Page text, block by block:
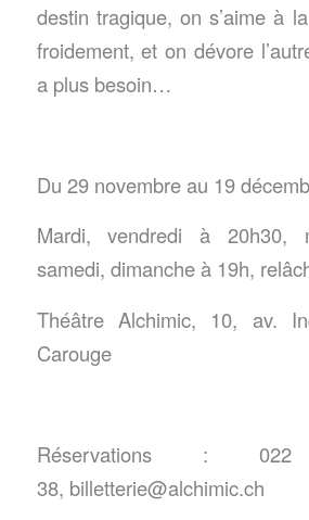
destin tragique, on s’aime à
froidement, et on dévore
a plus besoin…
Du 29 novembre au 19
Mardi, vendredi à 20h30,
samedi, dimanche à 19h,
Théâtre Alchimic, 10, av.
Carouge
Réservations :
38, billetterie@alchimic.ch